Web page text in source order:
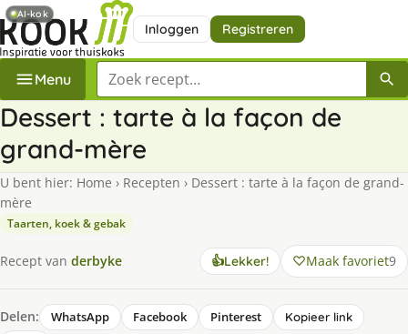
Inloggen Registreren
Menu Zoek een recept
Dessert : tarte à la façon de
grand-mère
U bent hier: Home › Recepten › Dessert : tarte à la façon de grand-
mère
Taarten, koek & gebak
Recept van derbyke 👍Lekker! Maak favoriet9
Delen: WhatsApp Facebook Pinterest
Kopieer link
AI-kok